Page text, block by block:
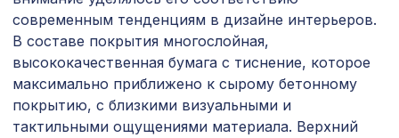
Воск мягкий "Клён танзай" в
блистере
Перфорированная панель
РОМАНИКО, 1200х600мм, ХДФ, венге
1357 ₽
Перфорированная панель КВАДРО
10-20, 2070х930мм, ХДФ, венге
3507 ₽
современным тенденциям в дизайне интерьеров.
В составе покрытия многослойная,
высококачественная бумага с тиснение, которое
максимально приближено к сырому бетонному
покрытию, с близкими визуальными и
тактильными ощущениями материала. Верхний